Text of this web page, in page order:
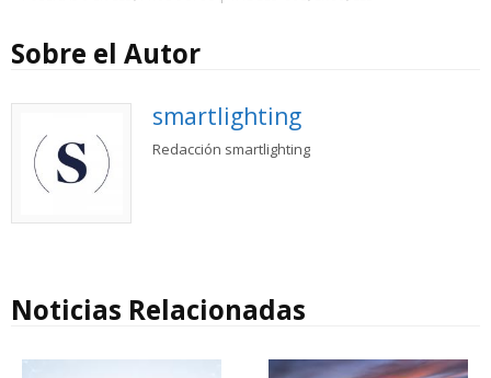
Sobre el Autor
smartlighting
Redacción smartlighting
Noticias Relacionadas